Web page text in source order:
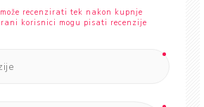
recenzirati tek nakon kupnje
korisnici mogu pisati recenzije